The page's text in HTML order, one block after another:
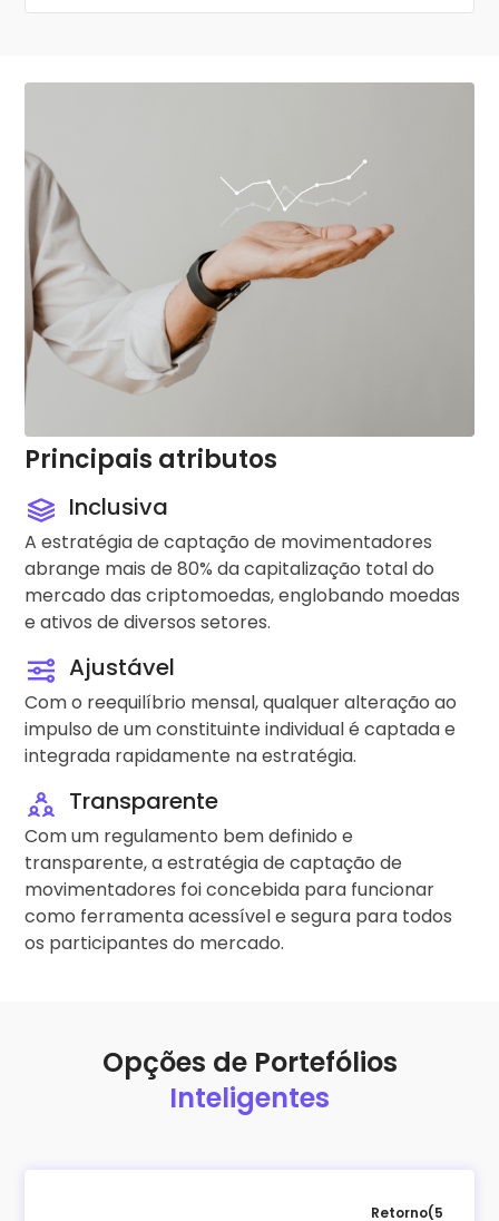
Principais atributos
Inclusiva
A estratégia de captação de movimentadores
abrange mais de 80% da capitalização total do
mercado das criptomoedas, englobando moedas
e ativos de diversos setores.
Ajustável
Com o reequilíbrio mensal, qualquer alteração ao
impulso de um constituinte individual é captada e
integrada rapidamente na estratégia.
Transparente
Com um regulamento bem definido e
transparente, a estratégia de captação de
movimentadores foi concebida para funcionar
como ferramenta acessível e segura para todos
os participantes do mercado.
Opções de Portefólios
Inteligentes
Retorno(5